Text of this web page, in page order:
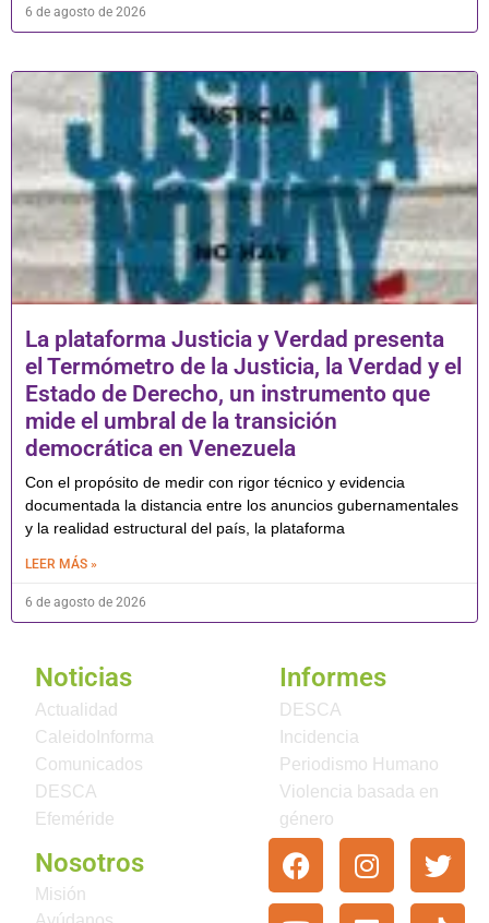
6 de agosto de 2026
La plataforma Justicia y Verdad presenta
el Termómetro de la Justicia, la Verdad y el
Estado de Derecho, un instrumento que
mide el umbral de la transición
democrática en Venezuela
Con el propósito de medir con rigor técnico y evidencia
documentada la distancia entre los anuncios gubernamentales
y la realidad estructural del país, la plataforma
LEER MÁS »
6 de agosto de 2026
Noticias
Actualidad
CaleidoInforma
Comunicados
DESCA
Efeméride
Informes
DESCA
Incidencia
Periodismo Humano
Violencia basada en
género
Nosotros
Misión